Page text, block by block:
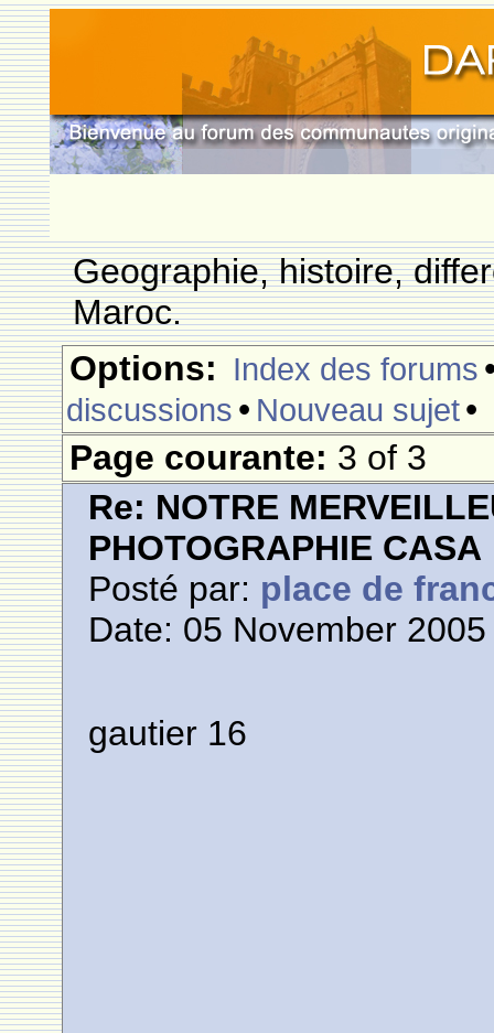
Geographie, histoire,
Maroc.
Options: Index des forums
discussions • Nouveau sujet•
Page courante: 3 of 3
Re: NOTRE
PHOTOGRAPHIE CASA
Posté par: place de
Date: 05 November
gautier 16